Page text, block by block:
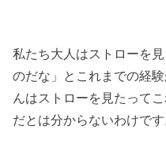
私たち大人はストローを
のだな」とこれまでの経
んはストローを見たって
だとは分からないわけです